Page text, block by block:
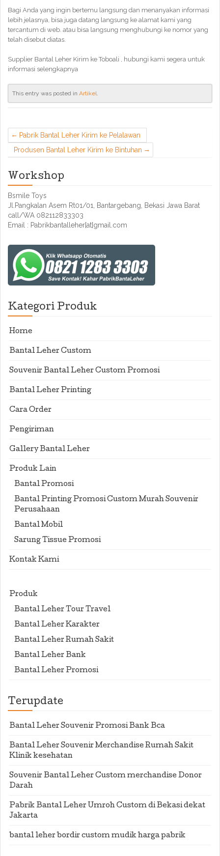
Bagi Anda yang ingin bertemu langsung dan menanyakan informasi
lebih jelasnya, bisa juga datang langsung ke alamat kami yang
tercantum di web. atau bisa langsung menghubungi ke nomor yang
telah disebut diatas.
Supplier Bantal Leher Kirim ke Toboali , hubungi kami segera untuk
informasi selengkapnya
This entry was posted in Artikel.
Pabrik Bantal Leher Kirim ke Pelalawan
Produsen Bantal Leher Kirim ke Bintuhan
Workshop
Bsmile Toys
Jl.Pangkalan Asem Rt01/01, Bantargebang, Bekasi Jawa Barat
call/WA 082112833303
Email : Pabrikbantalleher[at]gmail.com
Kategori Produk
Home
Bantal Leher Custom
Souvenir Bantal Leher Custom Promosi
Bantal Leher Printing
Cara Order
Pengiriman
Gallery Bantal Leher
Produk Lain
Bantal Promosi
Bantal Printing Promosi Custom Murah Souvenir
Perusahaan
Bantal Mobil
Sarung Tissue Promosi
Kontak Kami
Produk
Bantal Leher Tour Travel
Bantal Leher Karakter
Bantal Leher Rumah Sakit
Bantal Leher Bank
Bantal Leher Promosi
Terupdate
Bantal Leher Souvenir Promosi Bank Bca
Bantal Leher Souvenir Merchandise Rumah Sakit
Klinik kesehatan
Souvenir Bantal Leher Custom merchandise Donor
Darah
Pabrik Bantal Leher Umroh Custom di Bekasi dekat
Jakarta
bantal leher bordir custom mudik harga pabrik